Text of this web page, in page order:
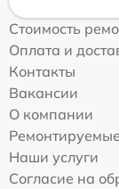
Стоимость
Оплата и
Контакты
Вакансии
О компании
Наши услуги
Согласие на